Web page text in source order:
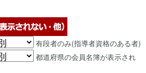
有段者のみ(指導者資格のある者)
都道府県の会員名簿が表示され